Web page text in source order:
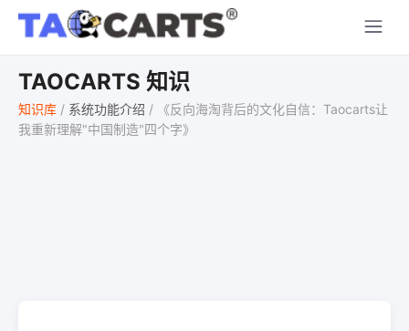
TAOCARTS 知识
知识库 / 系统功能介绍 /
《反向海淘背后的文化自信：Taocarts让
我重新理解"中国制造"四个字》